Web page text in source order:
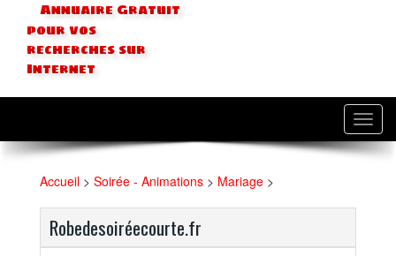
Annuaire Gratuit
pour vos
recherches sur
Internet
Accueil > Soirée - Animations > Mariage >
Robedesoiréecourte.fr